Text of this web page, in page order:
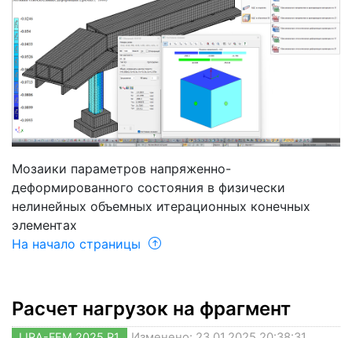
Мозаики параметров напряженно-
деформированного состояния в физически
нелинейных объемных итерационных конечных
элементах
На начало страницы
Расчет нагрузок на фрагмент